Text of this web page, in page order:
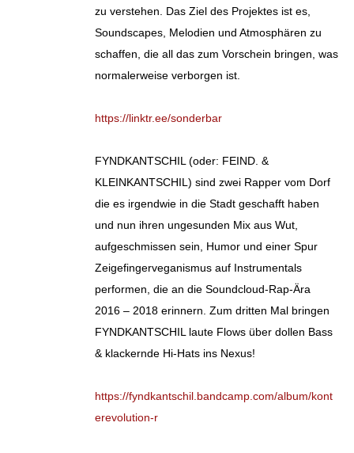
zu verstehen. Das Ziel des Projektes ist es,
Soundscapes, Melodien und Atmosphären zu
schaffen, die all das zum Vorschein bringen, was
normalerweise verborgen ist.
https://linktr.ee/sonderbar
FYNDKANTSCHIL (oder: FEIND. &
KLEINKANTSCHIL) sind zwei Rapper vom Dorf
die es irgendwie in die Stadt geschafft haben
und nun ihren ungesunden Mix aus Wut,
aufgeschmissen sein, Humor und einer Spur
Zeigefingerveganismus auf Instrumentals
performen, die an die Soundcloud-Rap-Ära
2016 – 2018 erinnern. Zum dritten Mal bringen
FYNDKANTSCHIL laute Flows über dollen Bass
& klackernde Hi-Hats ins Nexus!
https://fyndkantschil.bandcamp.com/album/kont
erevolution-r